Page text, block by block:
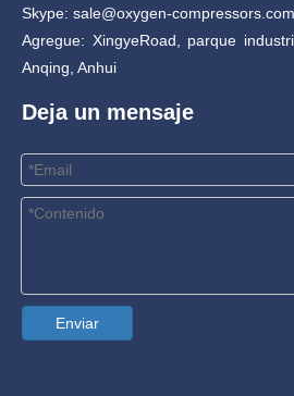
Skype: sale@oxygen-compressors.com
Agregue: XingyeRoad, parque
Anqing, Anhui
Deja un mensaje
Enviar